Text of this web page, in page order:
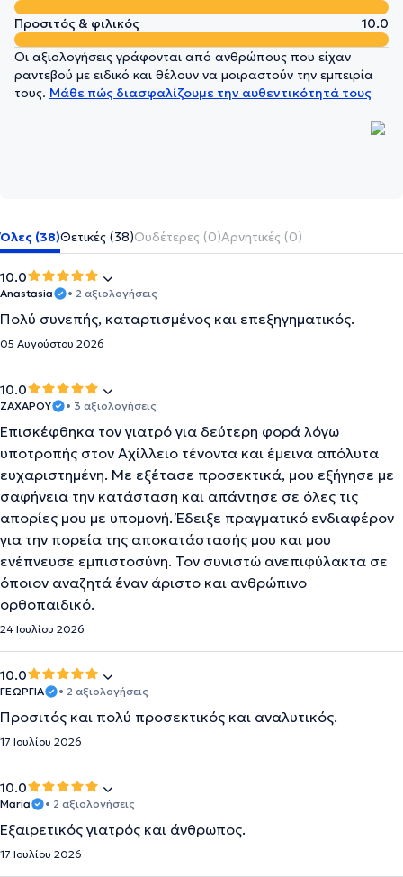
Προσιτός & φιλικός
10.0
Οι αξιολογήσεις γράφονται από ανθρώπους που είχαν
ραντεβού με ειδικό και θέλουν να μοιραστούν την εμπειρία
τους. Μάθε πώς διασφαλίζουμε την αυθεντικότητά τους
Όλες (38)Θετικές (38)Ουδέτερες (0)Αρνητικές (0)
10.0
Anastasia • 2 αξιολογήσεις
Πολύ συνεπής, καταρτισμένος και επεξηγηματικός.
05 Αυγούστου 2026
10.0
ΖΑΧΑΡΟΥ • 3 αξιολογήσεις
Επισκέφθηκα τον γιατρό για δεύτερη φορά λόγω
υποτροπής στον Αχίλλειο τένοντα και έμεινα απόλυτα
ευχαριστημένη. Με εξέτασε προσεκτικά, μου εξήγησε με
σαφήνεια την κατάσταση και απάντησε σε όλες τις
απορίες μου με υπομονή. Έδειξε πραγματικό ενδιαφέρον
για την πορεία της αποκατάστασής μου και μου
ενέπνευσε εμπιστοσύνη. Τον συνιστώ ανεπιφύλακτα σε
όποιον αναζητά έναν άριστο και ανθρώπινο
ορθοπαιδικό.
24 Ιουλίου 2026
10.0
ΓΕΩΡΓΙΑ • 2 αξιολογήσεις
Προσιτός και πολύ προσεκτικός και αναλυτικός.
17 Ιουλίου 2026
10.0
Maria • 2 αξιολογήσεις
Εξαιρετικός γιατρός και άνθρωπος.
17 Ιουλίου 2026